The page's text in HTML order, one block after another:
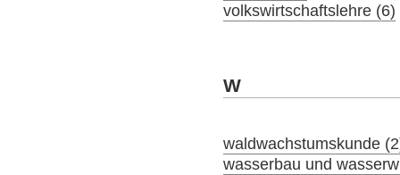
volkswirtschaftslehre (6)
W
waldwachstumskunde
wasserbau und